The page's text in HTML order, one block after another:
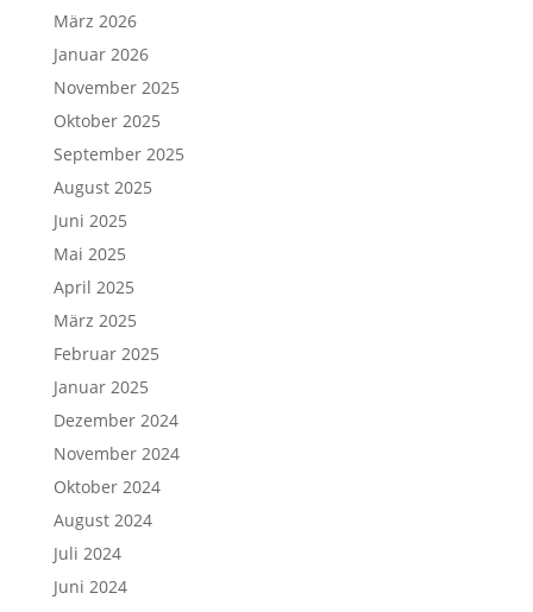
März 2026
Januar 2026
November 2025
Oktober 2025
September 2025
August 2025
Juni 2025
Mai 2025
April 2025
März 2025
Februar 2025
Januar 2025
Dezember 2024
November 2024
Oktober 2024
August 2024
Juli 2024
Juni 2024